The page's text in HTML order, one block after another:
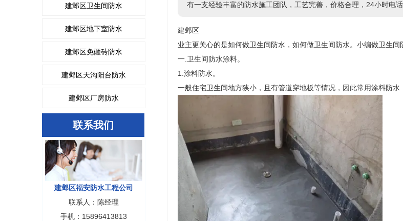
建邺区卫生间防水
建邺区地下室防水
建邺区免砸砖防水
建邺区天沟阳台防水
建邺区厂房防水
联系我们
建邺区福安防水工程公司
联系人：陈经理
手机：15896413813
有一支经验丰富的防水施工团队，工艺完善，价格合理，24小时电
建邺区
业主更关心的是如何做卫生间防水，如何做卫生间防水。小编做卫生间
一.卫生间防水涂料。
1.涂料防水。
一般住宅卫生间地方狭小，且有管道穿地板等情况，因此常用涂料防水